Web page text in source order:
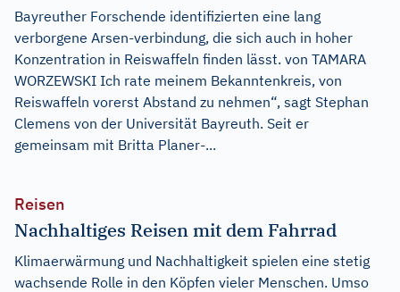
Bayreuther Forschende identifizierten eine lang
verborgene Arsen-verbindung, die sich auch in hoher
Konzentration in Reiswaffeln finden lässt. von TAMARA
WORZEWSKI Ich rate meinem Bekanntenkreis, von
Reiswaffeln vorerst Abstand zu nehmen“, sagt Stephan
Clemens von der Universität Bayreuth. Seit er
gemeinsam mit Britta Planer-...
Reisen
Nachhaltiges Reisen mit dem Fahrrad
Klimaerwärmung und Nachhaltigkeit spielen eine stetig
wachsende Rolle in den Köpfen vieler Menschen. Umso